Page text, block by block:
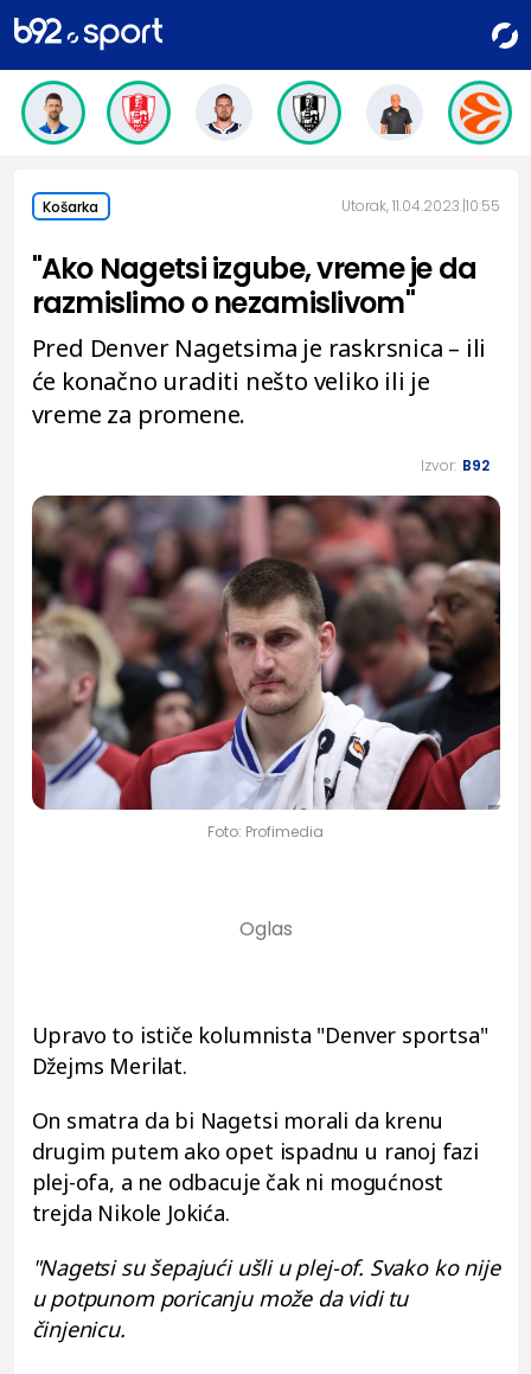
Košarka Utorak, 11.04.2023. 10:55
"Ako Nagetsi izgube, vreme je da
razmislimo o nezamislivom"
Pred Denver Nagetsima je raskrsnica – ili
će konačno uraditi nešto veliko ili je
vreme za promene.
Izvor: B92
Foto: Profimedia
Upravo to ističe kolumnista "Denver sportsa"
Džejms Merilat.
On smatra da bi Nagetsi morali da krenu
drugim putem ako opet ispadnu u ranoj fazi
plej-ofa, a ne odbacuje čak ni mogućnost
trejda Nikole Jokića.
"Nagetsi su šepajući ušli u plej-of. Svako ko nije
u potpunom poricanju može da vidi tu
činjenicu.